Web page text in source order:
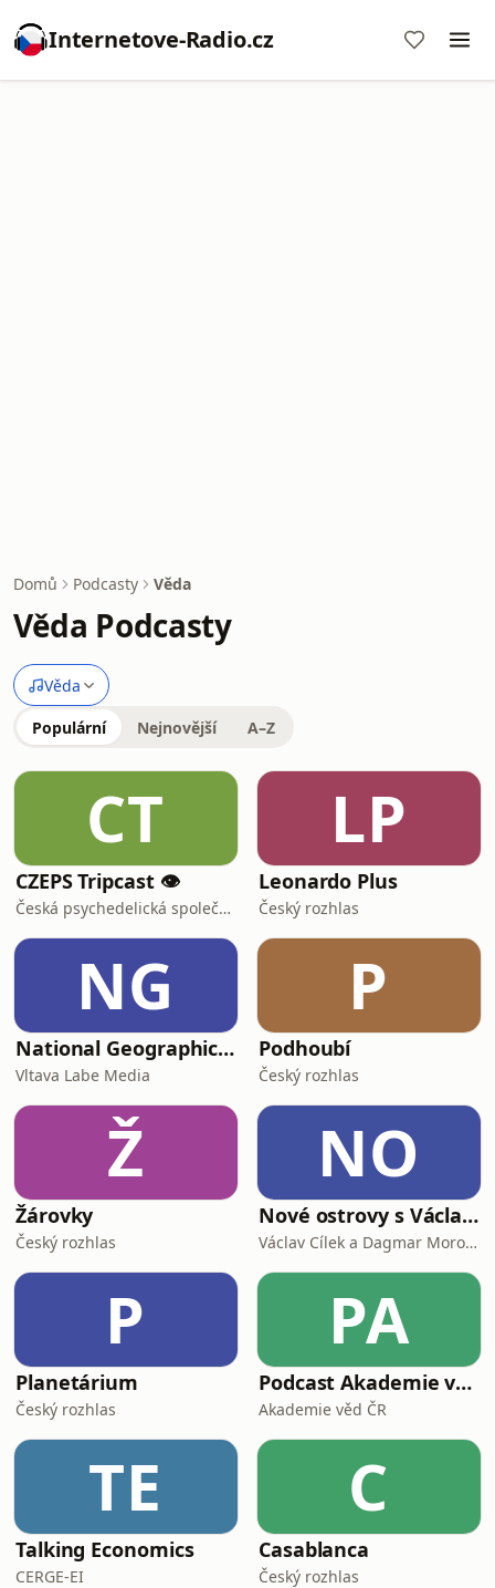
Internetove-Radio.cz
Domů Podcasty Věda
Věda Podcasty
Věda
Populární Nejnovější A–Z
CT
CZEPS Tripcast 👁️
Česká psychedelická společnost
LP
Leonardo Plus
Český rozhlas
NG
National Geographic Česko
Vltava Labe Media
P
Podhoubí
Český rozhlas
Ž
Žárovky
Český rozhlas
NO
Nové ostrovy s Václavem Cílkem
Václav Cílek a Dagmar Morozová
P
Planetárium
Český rozhlas
PA
Podcast Akademie věd
Akademie věd ČR
TE
Talking Economics
CERGE-EI
C
Casablanca
Český rozhlas